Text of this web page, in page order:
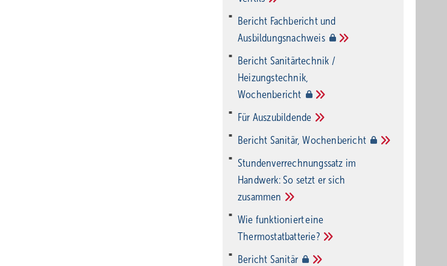
Bericht Fachbericht und
Ausbildungsnachweis
Bericht Sanitärtechnik /
Heizungstechnik,
Wochenbericht
Für Auszubildende
Bericht Sanitär,Wochenbericht
Stundenverrechnungssatz im
Handwerk: So setzt er sich
zusammen
Wie funktioniert eine
Thermostatbatterie?
Bericht Sanitär